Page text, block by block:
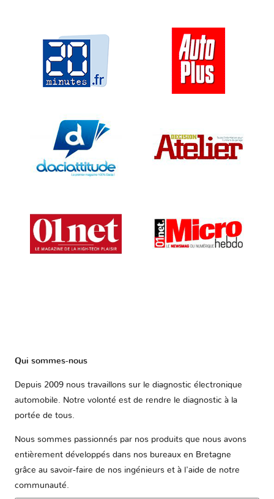
Qui sommes-nous
Depuis 2009 nous travaillons sur le diagnostic électronique
automobile. Notre volonté est de rendre le diagnostic à la
portée de tous.
Nous sommes passionnés par nos produits que nous avons
entièrement développés dans nos bureaux en Bretagne
grâce au savoir-faire de nos ingénieurs et à l'aide de notre
communauté.